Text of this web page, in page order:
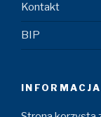
Kontakt
BIP